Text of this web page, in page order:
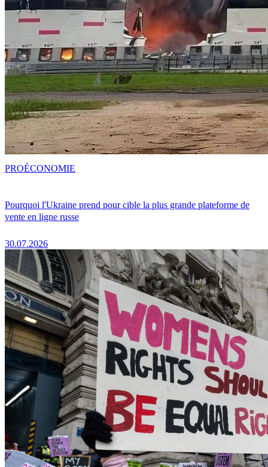
Pourquoi l'Ukraine prend pour cible la plus grande plateforme de
vente en ligne russe
30.07.2026
PROÉCONOMIE